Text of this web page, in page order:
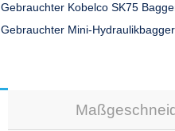
Gebrauchter Kobelco SK75
Gebrauchter Mini-